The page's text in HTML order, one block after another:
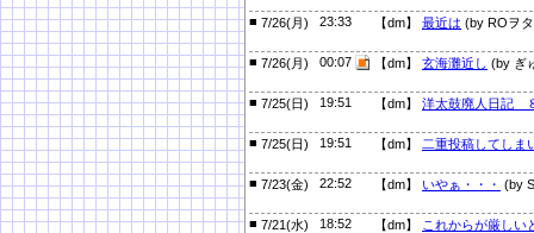
■ 7/26(月) 23:33 【dm】 最近は (by ROヲ
■ 7/26(月) 00:07 【dm】 玄海灘近し (by ぎ
■ 7/25(日) 19:51 【dm】 洋太鼓廃人日記
■ 7/25(日) 19:51 【dm】 二重投稿してしま
■ 7/23(金) 22:52 【dm】 いやぁ・・・ (by
■ 7/21(水) 18:52 【dm】 これからが厳し